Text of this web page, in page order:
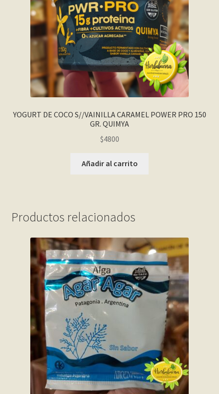
YOGURT DE COCO S//VAINILLA CARAMEL POWER PRO 150
GR. QUIMYA
$4800
Añadir al carrito
Productos relacionados